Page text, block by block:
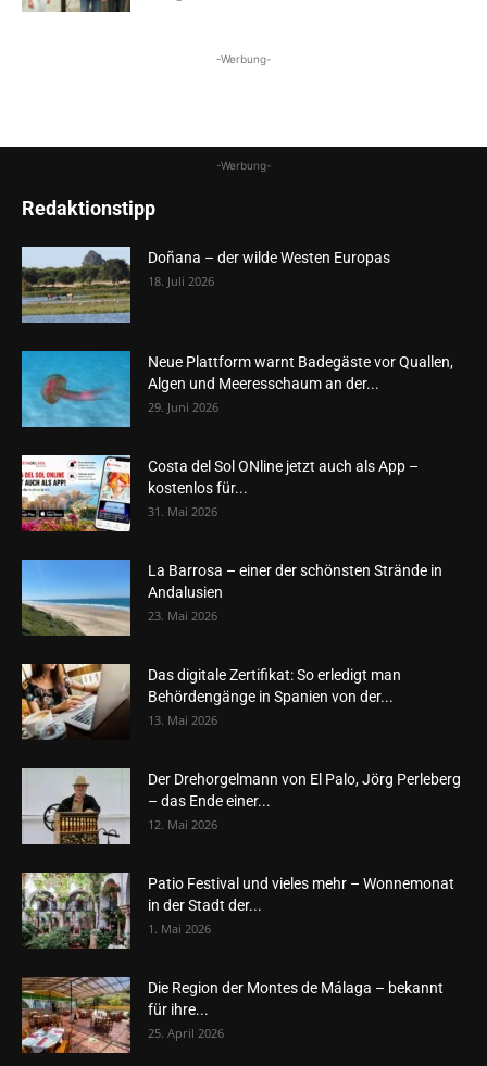
-Werbung-
-Werbung-
Redaktionstipp
Doñana – der wilde Westen Europas
18. Juli 2026
Neue Plattform warnt Badegäste vor Quallen,
Algen und Meeresschaum an der...
29. Juni 2026
Costa del Sol ONline jetzt auch als App –
kostenlos für...
31. Mai 2026
La Barrosa – einer der schönsten Strände in
Andalusien
23. Mai 2026
Das digitale Zertifikat: So erledigt man
Behördengänge in Spanien von der...
13. Mai 2026
Der Drehorgelmann von El Palo, Jörg Perleberg
– das Ende einer...
12. Mai 2026
Patio Festival und vieles mehr – Wonnemonat
in der Stadt der...
1. Mai 2026
Die Region der Montes de Málaga – bekannt
für ihre...
25. April 2026